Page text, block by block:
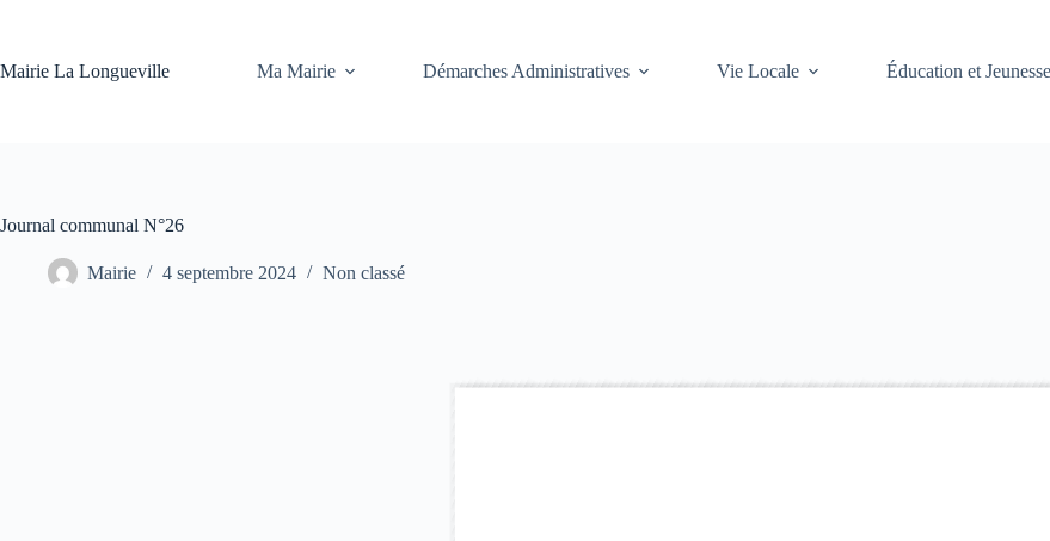
Mairie La Longueville Ma Mairie Démarches Administratives Vie Locale Éducation et Jeunesse
Journal communal N°26
Mairie 4 septembre 2024 Non classé